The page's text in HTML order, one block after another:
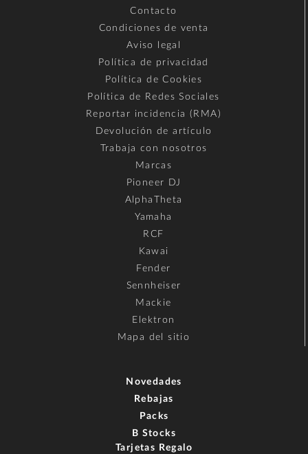
Contacto
Condiciones de venta
Aviso legal
Política de privacidad
Política de Cookies
Política de Redes Sociales
Reportar incidencia (RMA)
Devolución de artículo
Trabaja con nosotros
Marcas
Pioneer DJ
AlphaTheta
Yamaha
RCF
Kawai
Fender
Sennheiser
Mackie
Elektron
Mapa del sitio
Novedades
Rebajas
Packs
B Stocks
Tarjetas Regalo